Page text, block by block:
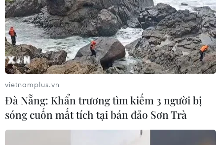
vietnamplus.vn
Đà Nẵng: Khẩn trương tìm kiếm 3 người bị
sóng cuốn mất tích tại bán đảo Sơn Trà